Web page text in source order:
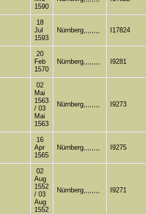
1590
18
Jul
1593
Nürnberg,,,,,,,, I17824
20
Feb
1570
Nürnberg,,,,,,,, I9281
02
Mai
1563
/ 03
Mai
1563
Nürnberg,,,,,,,, I9273
16
Apr
1565
Nürnberg,,,,,,,, I9275
02
Aug
1552
/ 03
Aug
1552
Nürnberg,,,,,,,, I9271